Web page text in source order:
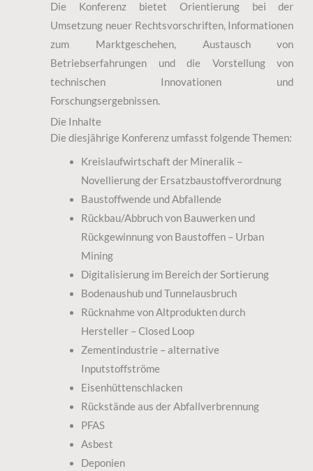
Die Konferenz bietet Orientierung bei der
Umsetzung neuer Rechtsvorschriften, Informationen
zum Marktgeschehen, Austausch von
Betriebserfahrungen und die Vorstellung von
technischen Innovationen und
Forschungsergebnissen.
Die Inhalte
Die diesjährige Konferenz umfasst folgende Themen:
Kreislaufwirtschaft der Mineralik –
Novellierung der Ersatzbaustoffverordnung
Baustoffwende und Abfallende
Rückbau/Abbruch von Bauwerken und
Rückgewinnung von Baustoffen – Urban
Mining
Digitalisierung im Bereich der Sortierung
Bodenaushub und Tunnelausbruch
Rücknahme von Altprodukten durch
Hersteller – Closed Loop
Zementindustrie – alternative
Inputstoffströme
Eisenhüttenschlacken
Rückstände aus der Abfallverbrennung
PFAS
Asbest
Deponien